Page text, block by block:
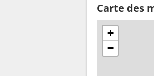
Carte des
+
−